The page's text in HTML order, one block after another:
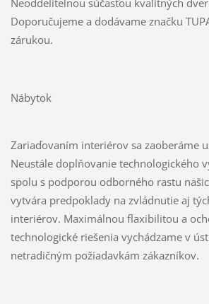
Doporučujeme a dodávame značku
zárukou.
Nábytok
Zariaďovaním interiérov sa zaoberáme
Neustále doplňovanie technologického
spolu s podporou odborného rastu
vytvára predpoklady na zvládnutie aj
interiérov. Maximálnou flaxibilitou a
technologické riešenia vychádzame v
netradičným požiadavkám zákazníkov.